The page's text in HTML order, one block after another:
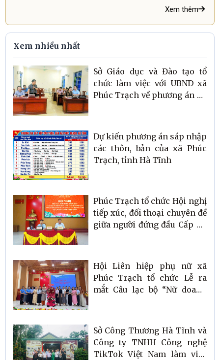
Xem thêm
Xem nhiều nhất
Sở Giáo dục và Đào tạo tổ
chức làm việc với UBND xã
Phúc Trạch về phương án hỗ
kiện học tập sau khi xã
Hương Xuân hoàn thành
trường nội trú liên cấp
Dự kiến phương án sáp nhập
các thôn, bản của xã Phúc
Trạch, tỉnh Hà Tĩnh
Phúc Trạch tổ chức Hội nghị
tiếp xúc, đối thoại chuyên đề
giữa người đứng đầu Cấp ủy,
vực đất đai và công tác sáp
nhập thôn, bản trên địa bàn
xã
Hội Liên hiệp phụ nữ xã
Phúc Trạch tổ chức Lễ ra
mắt Câu lạc bộ “Nữ doanh
Sở Công Thương Hà Tĩnh và
Công ty TNHH Công nghệ
TikTok Việt Nam làm việc